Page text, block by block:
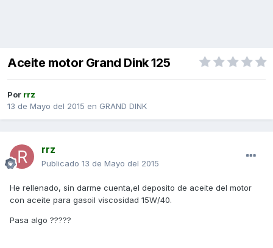
Aceite motor Grand Dink 125
Por rrz
13 de Mayo del 2015 en GRAND DINK
rrz
Publicado 13 de Mayo del 2015
He rellenado, sin darme cuenta,el deposito de aceite del motor
con aceite para gasoil viscosidad 15W/40.
Pasa algo ?????